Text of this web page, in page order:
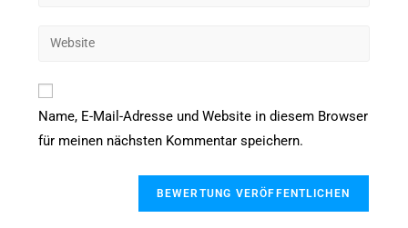
Name, E-Mail-Adresse und Website in diesem Browser
für meinen nächsten Kommentar speichern.